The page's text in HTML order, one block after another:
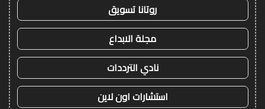
روتانا تسويق
مجلة الابداع
نادي الترددات
استشارات اون لاين